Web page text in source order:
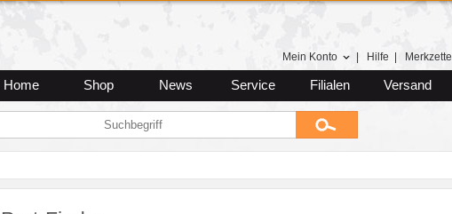
Mein Konto Hilfe Merkzettel
Home Shop News Service Filialen Versand